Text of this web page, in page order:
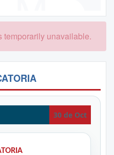
temporarily unavailable.
30 de Oct